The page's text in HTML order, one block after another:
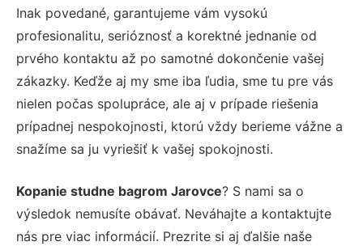
Inak povedané, garantujeme vám vysokú
profesionalitu, serióznosť a korektné jednanie od
prvého kontaktu až po samotné dokončenie vašej
zákazky. Keďže aj my sme iba ľudia, sme tu pre vás
nielen počas spolupráce, ale aj v prípade riešenia
prípadnej nespokojnosti, ktorú vždy berieme vážne a
snažíme sa ju vyriešiť k vašej spokojnosti.
Kopanie studne bagrom Jarovce? S nami sa o
výsledok nemusíte obávať. Neváhajte a kontaktujte
nás pre viac informácií. Prezrite si aj ďalšie naše